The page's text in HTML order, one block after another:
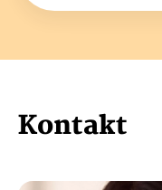
Kontakt